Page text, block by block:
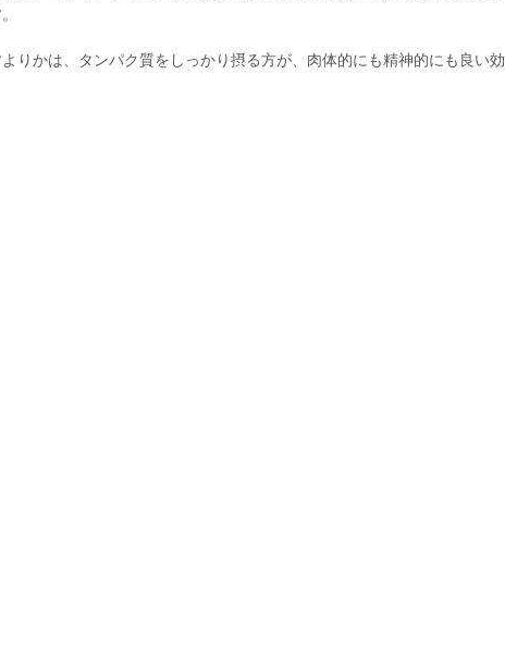
りかは、タンパク質をしっかり摂る方が、肉体的にも精神的にも良い効